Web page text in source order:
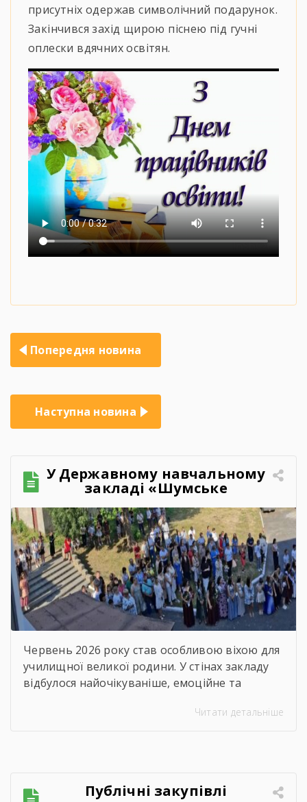
присутніх одержав символічний подарунок.
Закінчився захід щирою піснею під гучні
оплески вдячних освітян.
Навігація
записів
Попередня новина
Наступна новина
У Державному навчальному
закладі «Шумське
професійно-технічне
училище» відбувся
зворушливий випускний
захід – 2026
Червень 2026 року став особливою віхою для
училищної великої родини. У стінах закладу
відбулося найочікуваніше, емоційне та
Цього дня ми офіційно провели у доросле
своєї мети. Урочиста подія розпочалася з
хвилини мовчання. Схиливши голови, […]
Читати детальніше
Публічні закупівлі